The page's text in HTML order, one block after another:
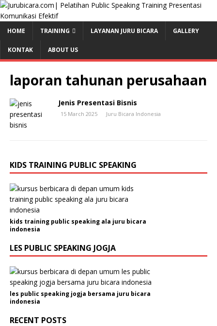
HOME TRAINING LAYANAN JURU BICARA GALLERY
KONTAK ABOUT US
laporan tahunan perusahaan
Jenis Presentasi Bisnis
15 March 2025 Juru Bicara Indonesia
KIDS TRAINING PUBLIC SPEAKING
kids training public speaking ala juru bicara
indonesia
LES PUBLIC SPEAKING JOGJA
les public speaking jogja bersama juru bicara
indonesia
RECENT POSTS